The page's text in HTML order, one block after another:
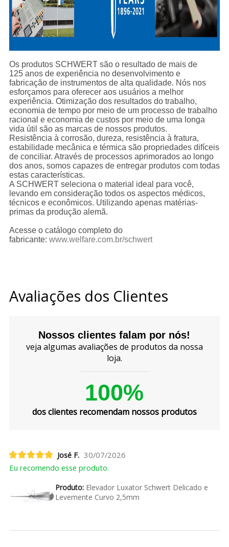
Os produtos SCHWERT são o resultado de mais de
125 anos de experiência no desenvolvimento e
fabricação de instrumentos de alta qualidade. Nós nos
esforçamos para oferecer aos usuários a melhor
experiência. Otimização dos resultados do trabalho,
economia de tempo por meio de um processo de trabalho
racional e economia de custos por meio de uma longa
vida útil são as marcas de nossos produtos.
Resistência à corrosão, dureza, resistência à fratura,
estabilidade mecânica e térmica são propriedades difíceis
de conciliar. Através de processos aprimorados ao longo
dos anos, somos capazes de entregar produtos com todas
estas características.
A SCHWERT seleciona o material ideal para você,
levando em consideração todos os aspectos médicos,
técnicos e econômicos. Utilizando apenas matérias-
primas da produção alemã.
Acesse o catálogo completo do
fabricante: www.welfare.com.br/schwert
Avaliações dos Clientes
Nossos clientes falam por nós!
veja algumas avaliações de produtos da nossa
loja.
100%
dos clientes recomendam nossos produtos
José F. 30/07/2026
Eu recomendo esse produto.
Produto:Elevador Luxator Schwert Delicado e
Levemente Curvo 2,5mm